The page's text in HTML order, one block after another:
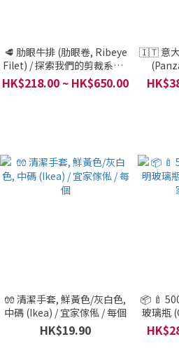
🥩 肋眼牛排 (肋眼卷, Ribeye
Filet) / 探索我們的剪裁系列 /
一件 250克-1000克
HK$218.00 ~ HK$650.00
🇮🇹 意大
Lunghi)
🧤 清潔手套, 鮮黃色/灰白色,
中碼 (Ikea) / 宜家傢俬 / 每個
HK$19.90
📦 🍼
玻璃瓶